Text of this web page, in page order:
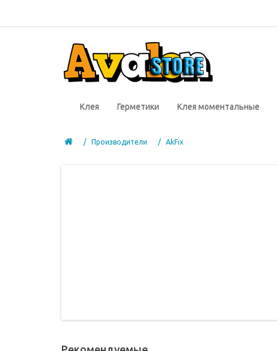
Клея Герметики Клея моментальные
Производители AkFix